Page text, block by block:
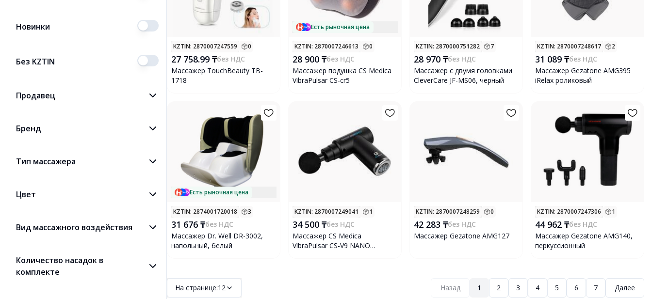
Отпариватели
Бритвенные головки и сетки
Оверлоки107
Новинки
Без KZTIN
Продавец
Бренд
Тип массажера
Цвет
Вид массажного воздействия
Количество насадок в
комплекте
KZTIN: 2870007247559 0
27 758.99 ₸без НДС
Массажер TouchBeauty TB-
1718
Есть рыночная цена
KZTIN: 2870007246613 0
28 900 ₸без НДС
Массажер подушка CS Medica
VibraPulsar CS-cr5
KZTIN: 2870000751282 7
28 970 ₸без НДС
Массажер с двумя головками
CleverCare JF-MS06, черный
KZTIN: 2870007248617 2
31 089 ₸без НДС
Массажер Gezatone AMG395
iRelax роликовый
Есть рыночная цена
KZTIN: 2874001720018 3
31 676 ₸без НДС
Массажер Dr. Well DR-3002,
напольный, белый
KZTIN: 2870007249041 1
34 500 ₸без НДС
Массажер CS Medica
VibraPulsar CS-V9 NANO
KZTIN: 2870007248259 0
42 283 ₸без НДС
Массажер Gezatone AMG127
KZTIN: 2870007247306 1
44 962 ₸без НДС
Массажер Gezatone AMG140,
перкусcионный
На странице:12 Назад 1 2 3 4 5 6 7 Далее